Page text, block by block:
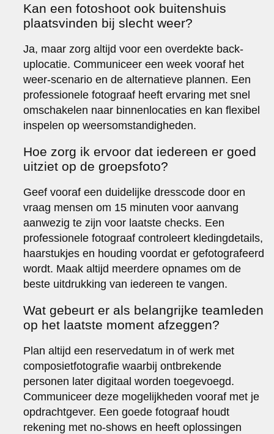
Kan een fotoshoot ook buitenshuis
plaatsvinden bij slecht weer?
Ja, maar zorg altijd voor een overdekte back-
uplocatie. Communiceer een week vooraf het
weer-scenario en de alternatieve plannen. Een
professionele fotograaf heeft ervaring met snel
omschakelen naar binnenlocaties en kan flexibel
inspelen op weersomstandigheden.
Hoe zorg ik ervoor dat iedereen er goed
uitziet op de groepsfoto?
Geef vooraf een duidelijke dresscode door en
vraag mensen om 15 minuten voor aanvang
aanwezig te zijn voor laatste checks. Een
professionele fotograaf controleert kledingdetails,
haarstukjes en houding voordat er gefotografeerd
wordt. Maak altijd meerdere opnames om de
beste uitdrukking van iedereen te vangen.
Wat gebeurt er als belangrijke teamleden
op het laatste moment afzeggen?
Plan altijd een reservedatum in of werk met
composietfotografie waarbij ontbrekende
personen later digitaal worden toegevoegd.
Communiceer deze mogelijkheden vooraf met je
opdrachtgever. Een goede fotograaf houdt
rekening met no-shows en heeft oplossingen